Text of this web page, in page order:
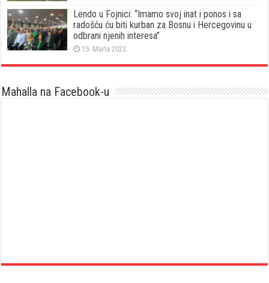
Lendo u Fojnici: “Imamo svoj inat i ponos i sa
radošću ću biti kurban za Bosnu i Hercegovinu u
odbrani njenih interesa”
15. Marta 2023.
Mahalla na Facebook-u